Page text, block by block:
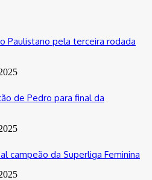
Paulistano pela terceira rodada
de Pedro para final da
campeão da Superliga Feminina